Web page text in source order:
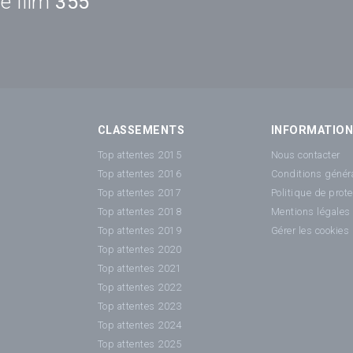
CLASSEMENTS
Top attentes 2015
Top attentes 2016
Top attentes 2017
Top attentes 2018
Top attentes 2019
Top attentes 2020
Top attentes 2021
Top attentes 2022
Top attentes 2023
Top attentes 2024
Top attentes 2025
Nous contacter
Conditions
Politique de
Mentions légales
Gérer les cookies